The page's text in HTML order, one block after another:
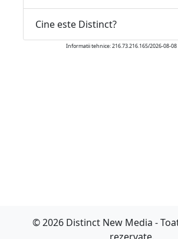
Cine este Distinct?
Informatii tehnice: 216.73.216.165/2026-08-08
© 2026 Distinct New Media -